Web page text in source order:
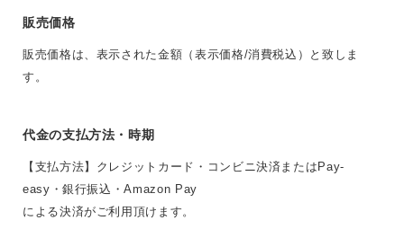
販売価格
販売価格は、表示された金額（表示価格/消費税込）と致しま
す。
代金の支払方法・時期
【支払方法】クレジットカード・コンビニ決済またはPay-
easy・銀行振込・Amazon Pay
による決済がご利用頂けます。